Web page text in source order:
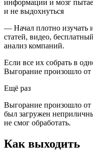
информации и мозг
и не выдохнуться
— Начал плотно изучать
статей, видео,
анализ компаний.
Если все их собрать в
Выгорание произошло
Ещё раз
Выгорание произошло
был загружен
не смог обработать.
Как выходить